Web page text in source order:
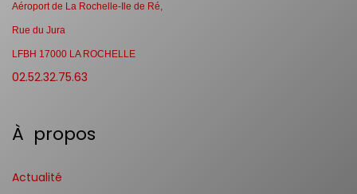
Aéroport de La Rochelle-Ile de Ré,
Rue du Jura
LFBH 17000 LA ROCHELLE
02.52.32.75.63
À propos
Actualité